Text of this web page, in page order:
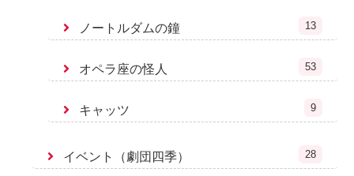
ノートルダムの鐘 13
オペラ座の怪人 53
キャッツ 9
イベント（劇団四季） 28